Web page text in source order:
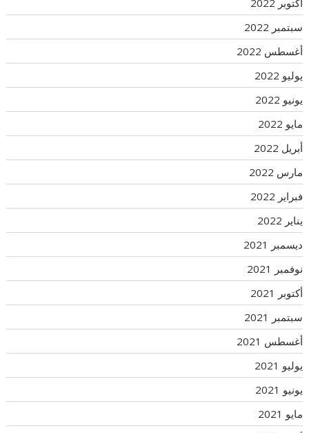
أكتوبر 2022
سبتمبر 2022
أغسطس 2022
يوليو 2022
يونيو 2022
مايو 2022
أبريل 2022
مارس 2022
فبراير 2022
يناير 2022
ديسمبر 2021
نوفمبر 2021
أكتوبر 2021
سبتمبر 2021
أغسطس 2021
يوليو 2021
يونيو 2021
مايو 2021